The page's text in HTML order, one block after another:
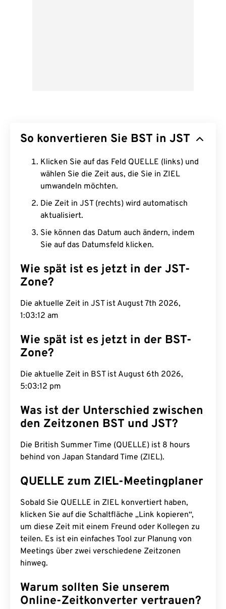
So konvertieren Sie BST in JST
Klicken Sie auf das Feld QUELLE (links) und
wählen Sie die Zeit aus, die Sie in ZIEL
umwandeln möchten.
Die Zeit in JST (rechts) wird automatisch
aktualisiert.
Sie können das Datum auch ändern, indem
Sie auf das Datumsfeld klicken.
Wie spät ist es jetzt in der JST-
Zone?
Die aktuelle Zeit in JST ist August 7th 2026,
1:03:13 am
Wie spät ist es jetzt in der BST-
Zone?
Die aktuelle Zeit in BST ist August 6th 2026,
5:03:13 pm
Was ist der Unterschied zwischen
den Zeitzonen BST und JST?
Die British Summer Time (QUELLE) ist 8 hours
behind von Japan Standard Time (ZIEL).
QUELLE zum ZIEL-Meetingplaner
Sobald Sie QUELLE in ZIEL konvertiert haben,
klicken Sie auf die Schaltfläche „Link kopieren“,
um diese Zeit mit einem Freund oder Kollegen zu
teilen. Es ist ein einfaches Tool zur Planung von
Meetings über zwei verschiedene Zeitzonen
hinweg.
Warum sollten Sie unserem
Online-Zeitkonverter vertrauen?